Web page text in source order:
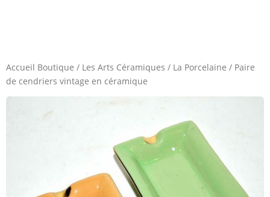
Accueil Boutique / Les Arts Céramiques / La Porcelaine / Paire
de cendriers vintage en céramique